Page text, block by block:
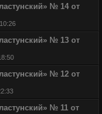
№ 14 от
№ 13 от
№ 12 от
№ 11 от